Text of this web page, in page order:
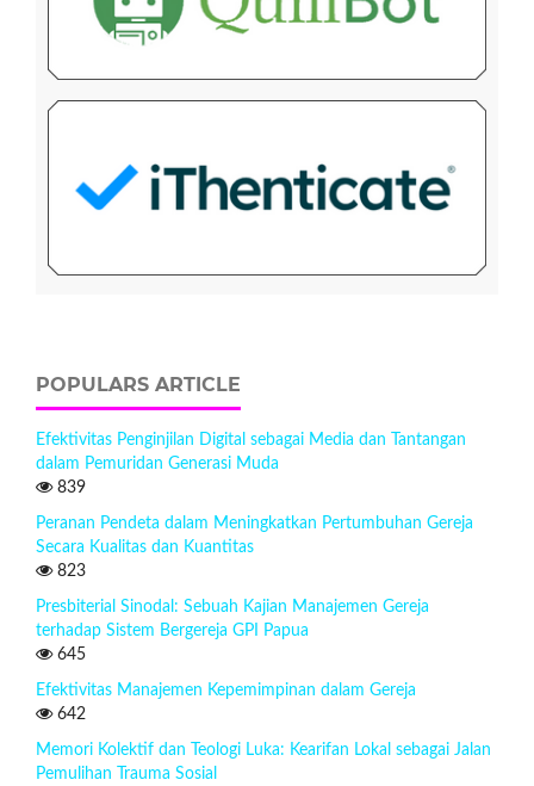
POPULARS ARTICLE
Efektivitas Penginjilan Digital sebagai Media dan Tantangan
dalam Pemuridan Generasi Muda
839
Peranan Pendeta dalam Meningkatkan Pertumbuhan Gereja
Secara Kualitas dan Kuantitas
823
Presbiterial Sinodal: Sebuah Kajian Manajemen Gereja
terhadap Sistem Bergereja GPI Papua
645
Efektivitas Manajemen Kepemimpinan dalam Gereja
642
Memori Kolektif dan Teologi Luka: Kearifan Lokal sebagai Jalan
Pemulihan Trauma Sosial